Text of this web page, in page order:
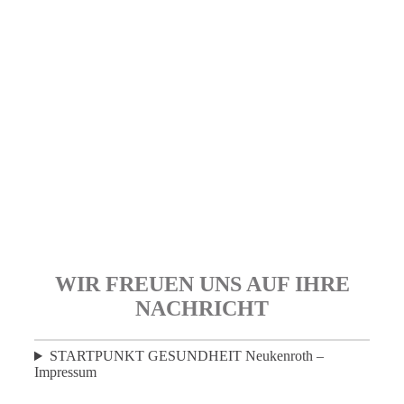
WIR FREUEN UNS AUF IHRE
NACHRICHT
STARTPUNKT GESUNDHEIT Neukenroth –
Impressum